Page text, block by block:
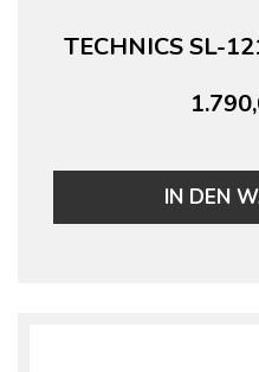
TECHNICS SL-
IN DEN